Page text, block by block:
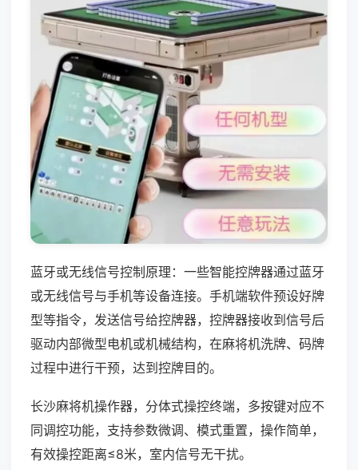
蓝牙或无线信号控制原理：一些智能控牌器通过蓝牙
或无线信号与手机等设备连接。手机端软件预设好牌
型等指令，发送信号给控牌器，控牌器接收到信号后
驱动内部微型电机或机械结构，在麻将机洗牌、码牌
过程中进行干预，达到控牌目的。
长沙麻将机操作器，分体式操控终端，多按键对应不
同调控功能，支持参数微调、模式重置，操作简单，
有效操控距离≤8米，室内信号无干扰。